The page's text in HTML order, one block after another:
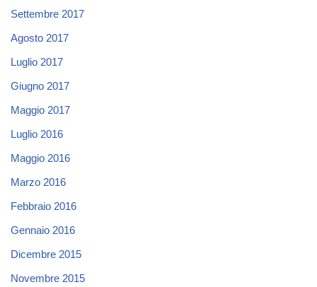
Settembre 2017
Agosto 2017
Luglio 2017
Giugno 2017
Maggio 2017
Luglio 2016
Maggio 2016
Marzo 2016
Febbraio 2016
Gennaio 2016
Dicembre 2015
Novembre 2015